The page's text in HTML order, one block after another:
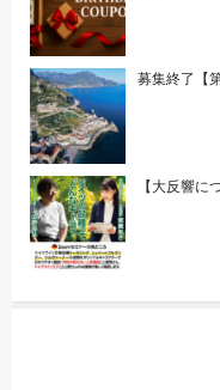
募集終了【
【大反響に